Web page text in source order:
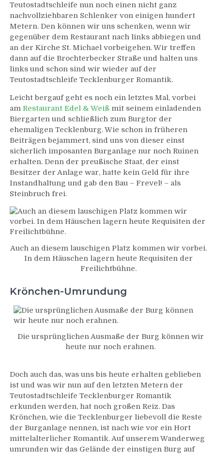
Teutostadtschleife nun noch einen nicht ganz
nachvollziehbaren Schlenker von einigen hundert
Metern. Den können wir uns schenken, wenn wir
gegenüber dem Restaurant nach links abbiegen und
an der Kirche St. Michael vorbeigehen. Wir treffen
dann auf die Brochterbecker Straße und halten uns
links und schon sind wir wieder auf der
Teutostadtschleife Tecklenburger Romantik.
Leicht bergauf geht es noch ein letztes Mal, vorbei
am Restaurant Edel & Weiß mit seinem einladenden
Biergarten und schließlich zum Burgtor der
ehemaligen Tecklenburg. Wie schon in früheren
Beiträgen bejammert, sind uns von dieser einst
sicherlich imposanten Burganlage nur noch Ruinen
erhalten. Denn der preußische Staat, der einst
Besitzer der Anlage war, hatte kein Geld für ihre
Instandhaltung und gab den Bau – Frevel! – als
Steinbruch frei.
Auch an diesem lauschigen Platz kommen wir vorbei.
In dem Häuschen lagern heute Requisiten der
Freilichtbühne.
Krönchen-Umrundung
Die ursprünglichen Ausmaße der Burg können wir
heute nur noch erahnen.
Doch auch das, was uns bis heute erhalten geblieben
ist und was wir nun auf den letzten Metern der
Teutostadtschleife Tecklenburger Romantik
erkunden werden, hat noch großen Reiz. Das
Krönchen, wie die Tecklenburger liebevoll die Reste
der Burganlage nennen, ist nach wie vor ein Hort
mittelalterlicher Romantik. Auf unserem Wanderweg
umrunden wir das Gelände der einstigen Burg auf